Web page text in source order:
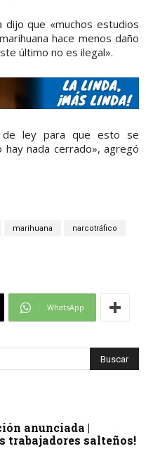
dijo que «muchos estudios
hace menos daño
último no es ilegal».
de ley para que esto se
nada cerrado», agregó
marihuana narcotráfico
WhatsApp
anunciada |
trabajadores salteños!